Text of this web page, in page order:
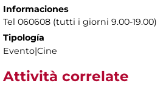
Informaciones
Tel 060608 (tutti i giorni 9.00-19.00)
Tipología
Evento|Cine
Attività correlate